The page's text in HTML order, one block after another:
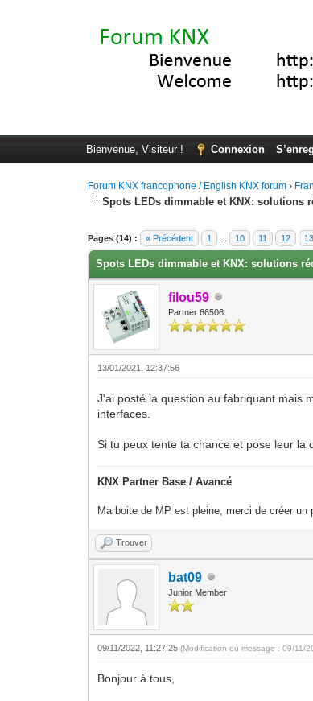
Bienvenue, Visiteur ! Connexion
Forum KNX francophone / English KNX forum ›
Spots LEDs dimmable et KNX: solutions
Pages (14) : « Précédent 1 10 11 12 13
Moyenne : 5 (2 vote(s))
1
2
3
4
5
Spots LEDs dimmable et KNX: solutions
filou59
Partner 66506
13/01/2021, 12:37:56
J'ai posté la question au fabriquant mais
interfaces.
Si tu peux tente ta chance et pose leur la
KNX Partner Base / Avancé
Ma boite de MP est pleine, merci de créer
Trouver
bat09
Junior Member
09/11/2022, 11:27:25(Modification du message : 09/11/
Bonjour à tous,